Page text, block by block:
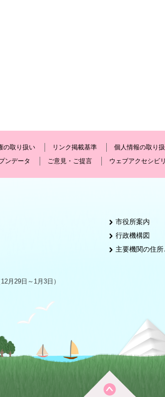
の取り扱い リンク掲載基準 個人情報の取り
ンデータ
ご意見・ご提言 ウェブアクセシビ
月29日～1月3日）
市役所案内
行政機構図
主要機関の住